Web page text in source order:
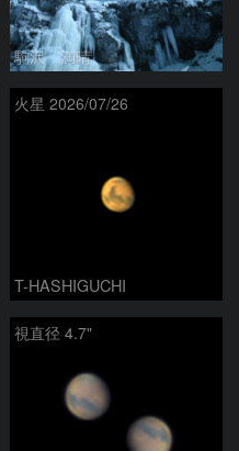
駒沢 満晴
火星 2026/07/26
T-HASHIGUCHI
視直径 4.7"